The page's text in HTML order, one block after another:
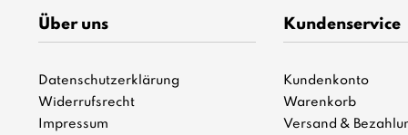
Über uns
Datenschutzerklärung
Widerrufsrecht
Impressum
Kundenservice
Kundenkonto
Warenkorb
Versand &